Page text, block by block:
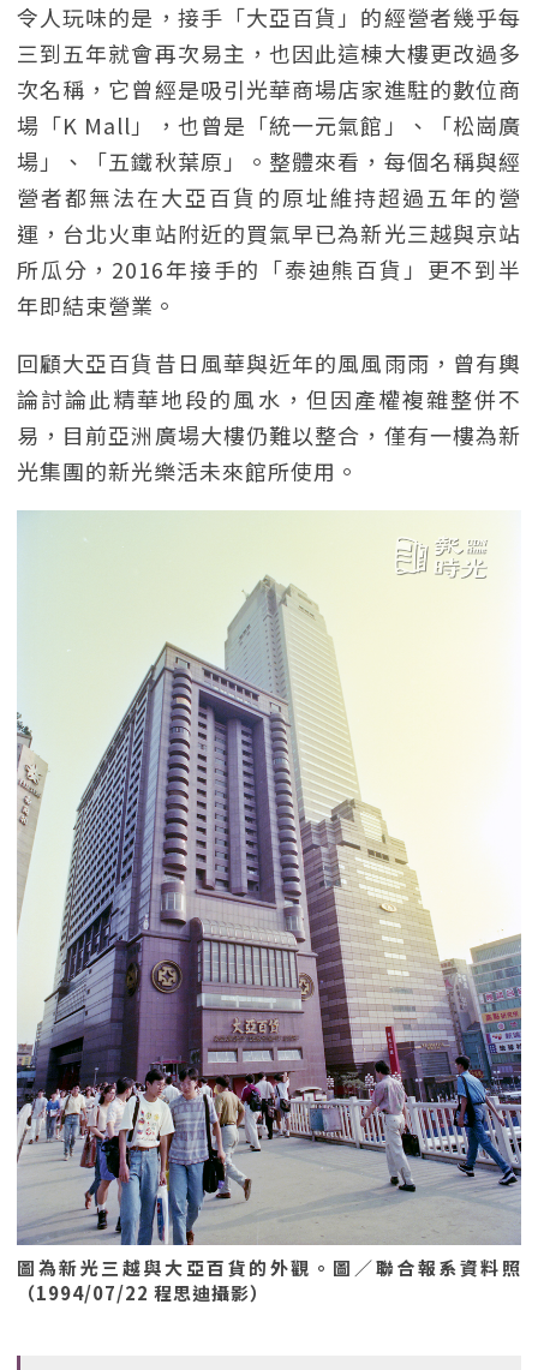
令人玩味的是，接手「大亞百貨」的經營者幾乎每
三到五年就會再次易主，也因此這棟大樓更改過多
次名稱，它曾經是吸引光華商場店家進駐的數位商
場「K Mall」，也曾是「統一元氣館」、「松崗廣
場」、「五鐵秋葉原」。整體來看，每個名稱與經
營者都無法在大亞百貨的原址維持超過五年的營
運，台北火車站附近的買氣早已為新光三越與京站
所瓜分，2016年接手的「泰迪熊百貨」更不到半
年即結束營業。
回顧大亞百貨昔日風華與近年的風風雨雨，曾有輿
論討論此精華地段的風水，但因產權複雜整併不
易，目前亞洲廣場大樓仍難以整合，僅有一樓為新
光集團的新光樂活未來館所使用。
圖為新光三越與大亞百貨的外觀。圖／聯合報系資料照
（1994/07/22 程思迪攝影）